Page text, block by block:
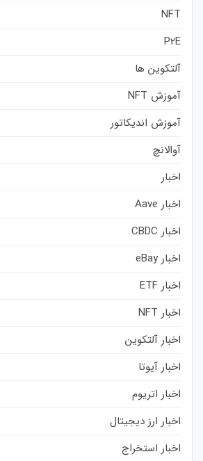
NFT
P2E
آلتکوین ها
آموزش NFT
آموزش اندیکاتور
آوالانچ
اخبار
اخبار Aave
اخبار CBDC
اخبار eBay
اخبار ETF
اخبار NFT
اخبار آلتکوین
اخبار آیوتا
اخبار اتریوم
اخبار ارز دیجیتال
اخبار استخراج